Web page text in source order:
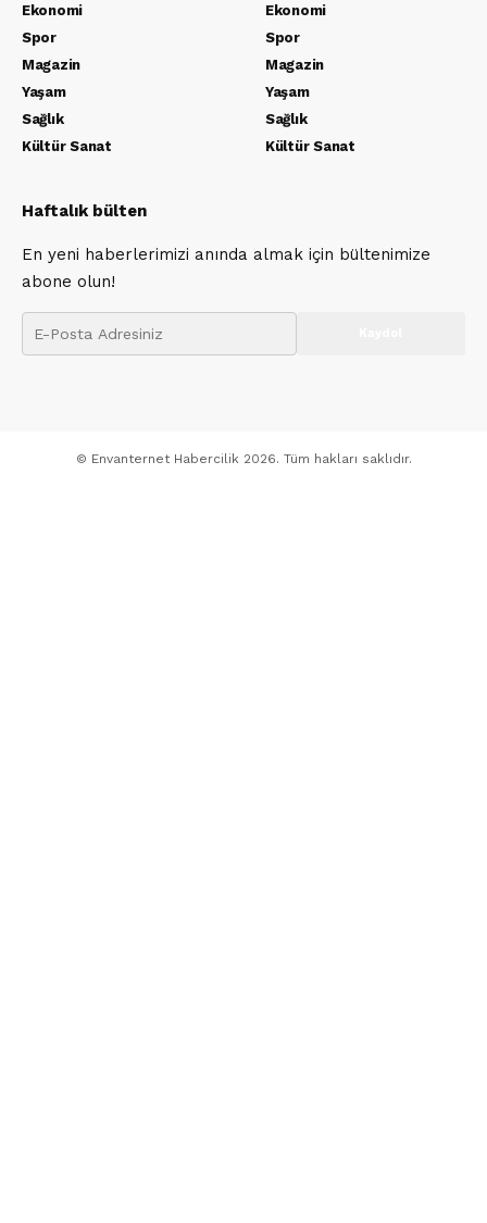
Ekonomi
Spor
Magazin
Yaşam
Sağlık
Kültür Sanat
Ekonomi
Spor
Magazin
Yaşam
Sağlık
Kültür Sanat
Haftalık bülten
En yeni haberlerimizi anında almak için bültenimize
abone olun!
© Envanternet Habercilik 2026. Tüm hakları saklıdır.